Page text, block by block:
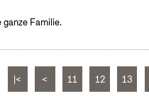
Familie.
|< < 11 12 13